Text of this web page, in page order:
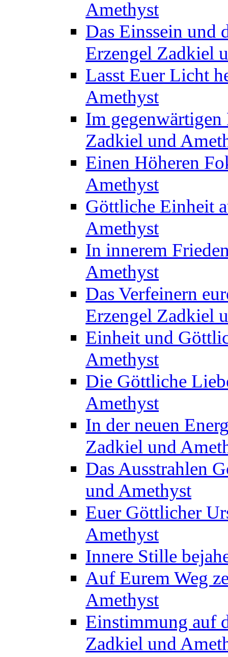
Amethyst
Das Einssein und
Erzengel Zadkiel
Lasst Euer Licht
Amethyst
Im
Zadkiel und
Einen Höheren
Amethyst
Göttliche Einheit
Amethyst
In innerem
Amethyst
Das Verfeinern
Erzengel Zadkiel
Einheit und
Amethyst
Die Göttliche
Amethyst
In der neuen
Zadkiel und
Das Ausstrahlen
und Amethyst
Euer Göttlicher
Amethyst
Innere Stille
Auf Eurem Weg
Amethyst
Einstimmung auf
Zadkiel und